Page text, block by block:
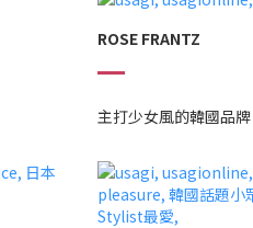
ROSE FRANTZ
主打少女風的韓國品牌